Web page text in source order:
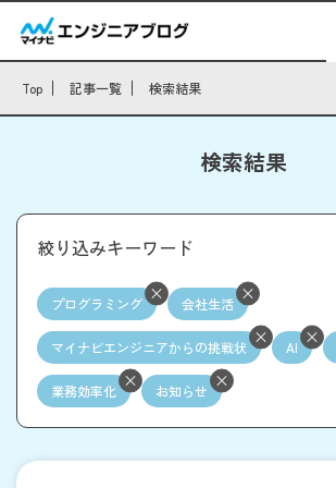
Top 記事一覧 検索結果
検索結果
絞り込みキーワード
プログラミング 会社生活
マイナビエンジニアからの挑戦状 AI
業務効率化 お知らせ